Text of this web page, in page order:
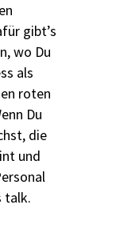
gibt’s
wo Du
als
roten
Du
die
und
talk.